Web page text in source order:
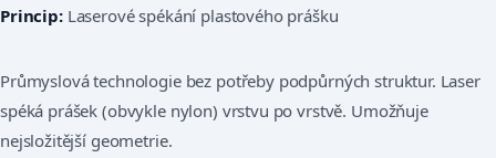
Princip:Laserové spékání plastového prášku
Průmyslová technologie bez potřeby podpůrných struktur. Laser
spéká prášek (obvykle nylon) vrstvu po vrstvě. Umožňuje
nejsložitější geometrie.